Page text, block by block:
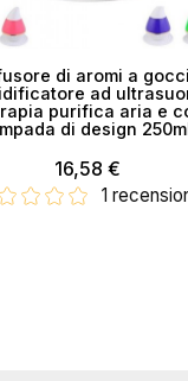
di aromi a
ad
purifica aria e
di design
16,58 €
1